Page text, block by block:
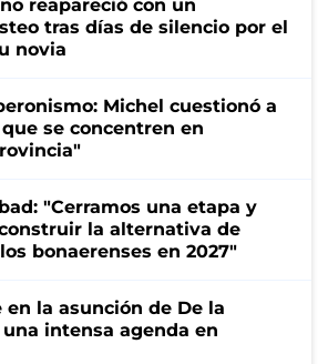
reapareció con un
tras días de silencio por el
novia
Michel cuestionó a
se concentren en
"Cerramos una etapa y
la alternativa de
bonaerenses en 2027"
en la asunción de De la
intensa agenda en